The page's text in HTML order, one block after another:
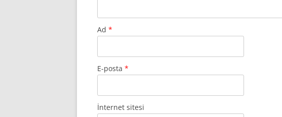
Ad *
E-posta *
İnternet sitesi